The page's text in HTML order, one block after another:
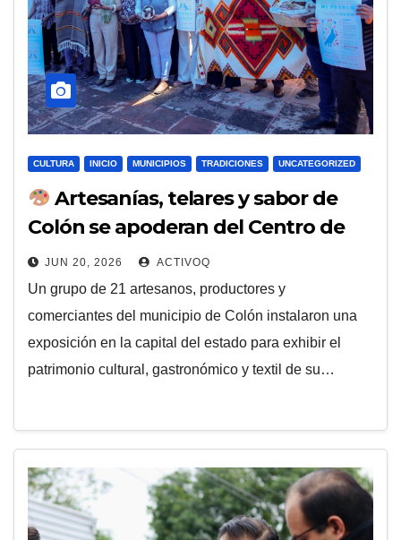
CULTURA INICIO MUNICIPIOS TRADICIONES UNCATEGORIZED
Artesanías, telares y sabor de
Colón se apoderan del Centro de
las Artes de Querétaro
JUN 20, 2026 ACTIVOQ
Un grupo de 21 artesanos, productores y
comerciantes del municipio de Colón instalaron una
exposición en la capital del estado para exhibir el
patrimonio cultural, gastronómico y textil de su…